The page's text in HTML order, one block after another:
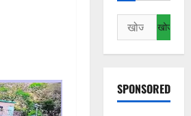
निम्न
को
खोजें:
SPONSORED